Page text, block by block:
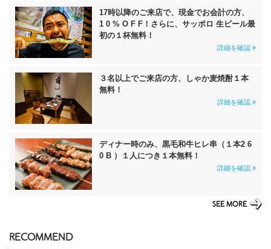
17時以降のご来店で、現金でお会計の方、
1 0 % O F F！さらに、サッポロ 生ビール最
初の１杯無料！
詳細を確認
３名以上でご来店の方、しゃか麦焼酎１本
無料！
詳細を確認
ディナー時のみ、黒毛和牛ヒレ串（１本2 6
0 B ）１人につき１本無料！
詳細を確認
SEE MORE
RECOMMEND